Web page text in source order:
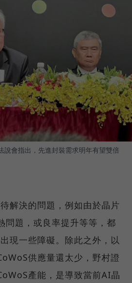
說會指出，先進封裝需求明年有望雙倍
解決的問題，例如由於晶片
問題，或良率提升等等，都
現一些障礙。除此之外，以
供應量還太少，野村證
產能，是導致當前AI晶